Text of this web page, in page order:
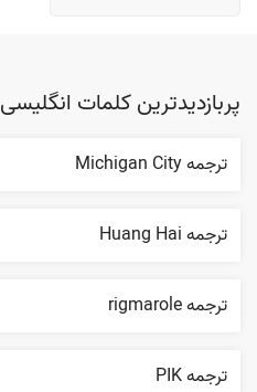
پربازدیدترین کلمات انگلیسی
ترجمه Michigan City
ترجمه Huang Hai
ترجمه rigmarole
ترجمه PIK